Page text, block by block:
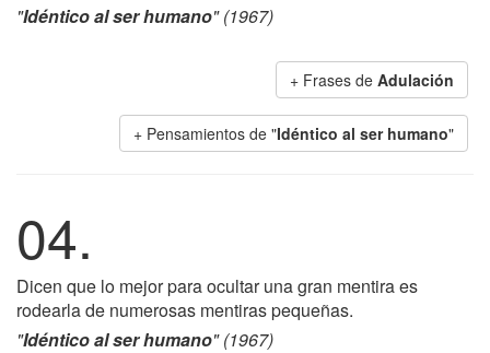
"Idéntico al ser humano" (1967)
+ Frases de Adulación
+ Pensamientos de "Idéntico al ser humano"
04.
Dicen que lo mejor para ocultar una gran mentira es
rodearla de numerosas mentiras pequeñas.
"Idéntico al ser humano" (1967)